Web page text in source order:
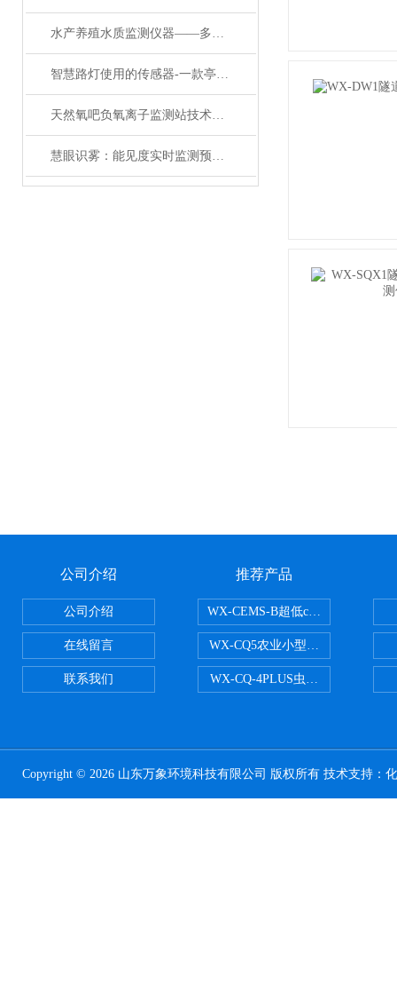
水产养殖水质监测仪器——多参数水质监测系统：水环境预警的第一道防线
智慧路灯使用的传感器-一款亭亭玉立的综合气象传感器#2022已更新
天然氧吧负氧离子监测站技术参数
慧眼识雾：能见度实时监测预报系统筑牢安全防线​ ​
公司介绍
公司介绍
在线留言
联系我们
推荐产品
WX-CEMS-B超低cems烟气监测系
WX-CQ5农业小型气象站
WX-CQ-4PLUS虫情测报灯
Copyright © 2026 山东万象环境科技有限公司 版权所有 技术支持：